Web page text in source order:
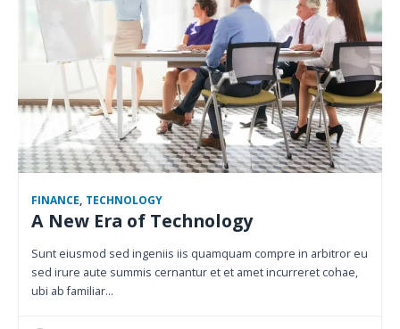
FINANCE TECHNOLOGY
A New Era of Technology
Sunt eiusmod sed ingeniis iis quamquam compre in arbitror eu
sed irure aute summis cernantur et et amet incurreret cohae,
ubi ab familiar…